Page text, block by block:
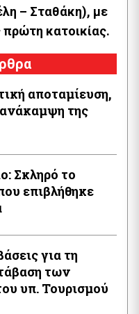
– Σταθάκη), με
κατοικίας.
αποταμίευση,
ανάκαμψη της
Σκληρό το
επιβλήθηκε
για τη
των
υπ. Τουρισμού